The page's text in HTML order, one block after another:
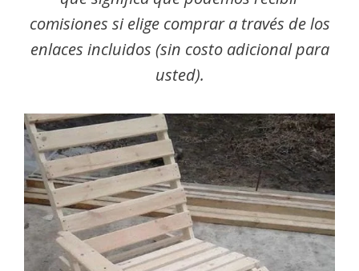
comisiones si elige comprar a través de los
enlaces incluidos (sin costo adicional para
usted).